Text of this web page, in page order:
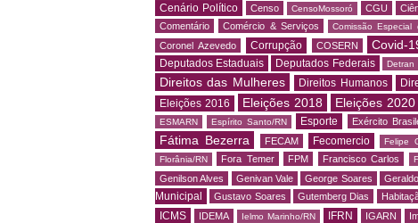
Cenário Político Censo CensoMossoró CGU
Comentário Comércio & Serviços Comissão Especial
Coronel Azevedo Corrupção COSERN Covid-
Deputados Estaduais Deputados Federais Detran
Direitos das Mulheres Direitos Humanos
Eleições 2016 Eleições 2018 Eleições 2020
ESMARN Espírito Santo/RN Esporte Exército
Fátima Bezerra FECAM Fecomercio Felipe
Florânia/RN Fora Temer FPM Francisco Carlos
Genilson Alves Genivan Vale George Soares
Municipal
Gustavo Soares Gutemberg Dias
ICMS IDEMA Ielmo Marinho/RN IFRN IGARN